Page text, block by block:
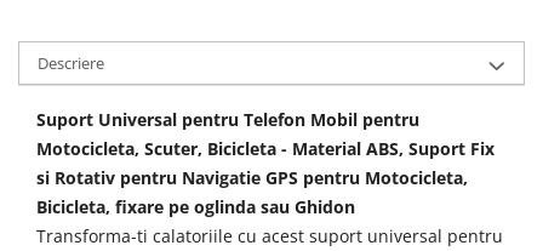
Descriere
Suport Universal pentru Telefon Mobil pentru
Motocicleta, Scuter, Bicicleta - Material ABS, Suport Fix
si Rotativ pentru Navigatie GPS pentru Motocicleta,
Bicicleta, fixare pe oglinda sau Ghidon
Transforma-ti calatoriile cu acest suport universal pentru